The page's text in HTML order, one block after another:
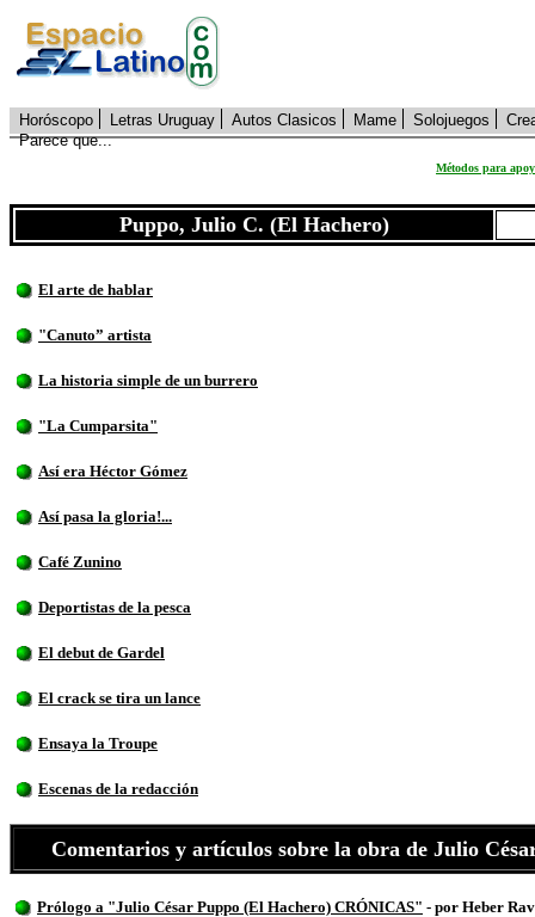
Horóscopo Letras Uruguay Autos Clasicos Mame Solojuegos
Parece que...
Métodos para
Puppo, Julio C. (El Hachero)
El arte de hablar
"Canuto” artista
La historia simple de un burrero
"La Cumparsita"
Así era Héctor Gómez
Así pasa la gloria!...
Café Zunino
Deportistas de la pesca
El debut de Gardel
El crack se tira un lance
Ensaya la Troupe
Escenas de la redacción
Comentarios y artículos sobre la obra de Julio
Prólogo a "Julio César Puppo (El Hachero) CRÓNICAS" - por Heber